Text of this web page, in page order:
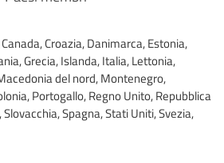
Croazia, Danimarca, Estonia,
Grecia, Islanda, Italia, Lettonia,
del nord, Montenegro,
Portogallo, Regno Unito, Repubblica
Spagna, Stati Uniti, Svezia,